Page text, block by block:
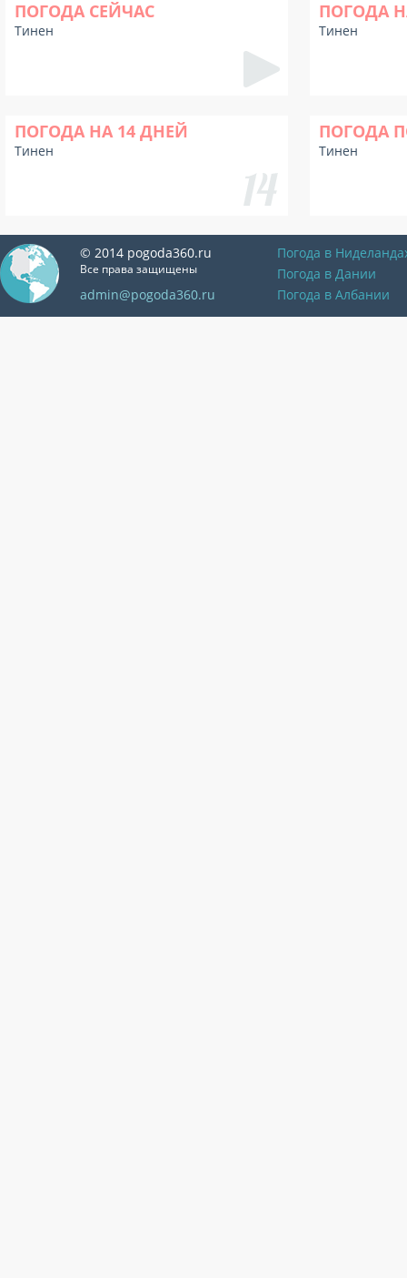
ПОГОДА СЕЙЧАС
Тинен
ПОГОДА
Тинен
ПОГОДА НА 14 ДНЕЙ
Тинен
ПОГОДА
Тинен
© 2014 pogoda360.ru
Все права защищены
admin@pogoda360.ru
Погода в
Погода в Дании
Погода в Албании